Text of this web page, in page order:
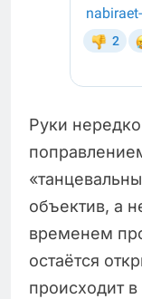
Руки
объектив, а
временем
остаётся
происходит